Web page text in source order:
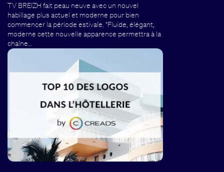
TV BREIZH fait peau neuve avec un nouvel
habillage plus actuel et moderne pour bien
commencer la période estivale. "Fluide, élégant,
moderne cette nouvelle apparence permettra à la
chaîne…